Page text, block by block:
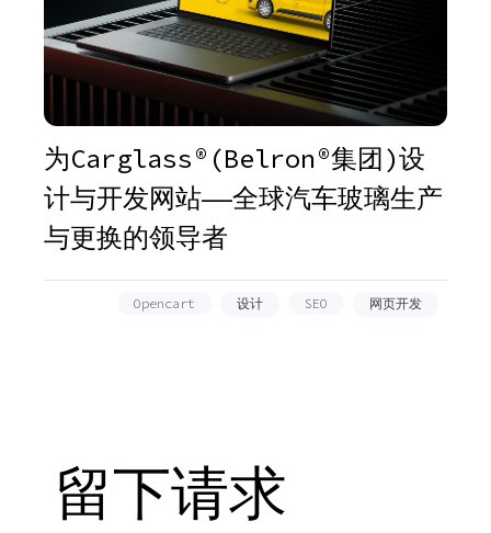
为Carglass®(Belron®集团)设
计与开发网站——全球汽车玻璃生产
与更换的领导者
Opencart 设计 SEO 网页开发
留下请求